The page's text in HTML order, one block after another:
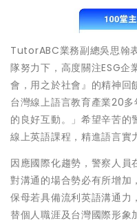
TutorABC業務副總吳思翰
隊努力下，高度關注ESG企
會，用之於社會』的精神
台灣線上語言教育產業20
的良好互動。」希望辛苦的
線上英語課程，精進語言實
因應國際化趨勢，警察人
對溝通的場合勢必有所增加
保母若具備流利英語溝通力
替個人職涯及台灣國際形象